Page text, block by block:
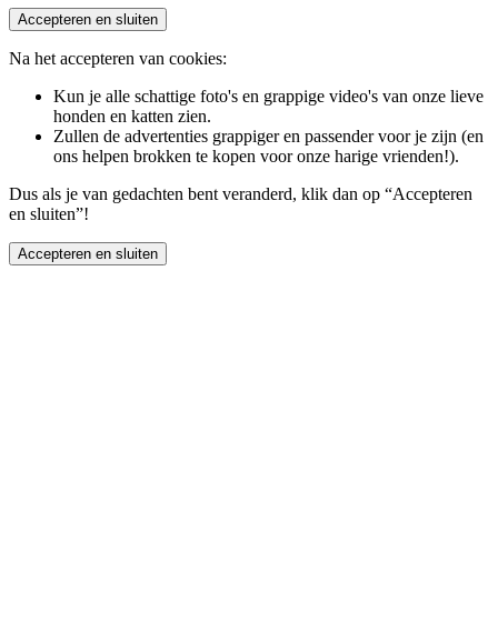
Accepteren en sluiten
Na het accepteren van cookies:
Kun je alle schattige foto's en grappige video's van onze lieve
honden en katten zien.
Zullen de advertenties grappiger en passender voor je zijn (en
ons helpen brokken te kopen voor onze harige vrienden!).
Dus als je van gedachten bent veranderd, klik dan op “Accepteren
en sluiten”!
Accepteren en sluiten